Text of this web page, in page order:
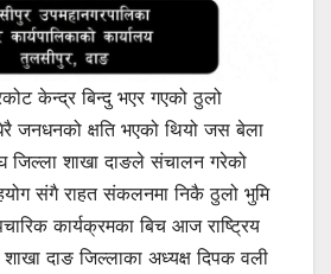
केन्द्र बिन्दु भएर गएको ठुलो
जनधनको क्षति भएको थियो जस बेला
जिल्ला शाखा दाङले संचालन गरेको
संगै राहत संकलनमा निकै ठुलो भुमि
कार्यक्रमका बिच आज राष्ट्रिय
दाङ जिल्लाका अध्यक्ष दिपक वली